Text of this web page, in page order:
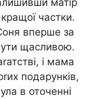
частки.
вперше за
щасливою.
і мама
подарунків,
в оточенні